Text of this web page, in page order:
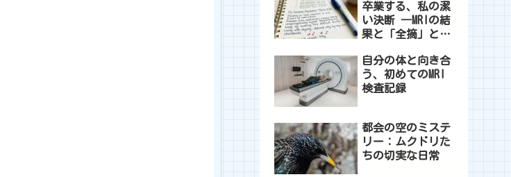
卒業する、私の潔
い決断 ―MRIの結
果と「全摘」とい
自分の体と向き合
う、初めてのMRI
検査記録
都会の空のミステ
リー：ムクドリた
ちの切実な日常